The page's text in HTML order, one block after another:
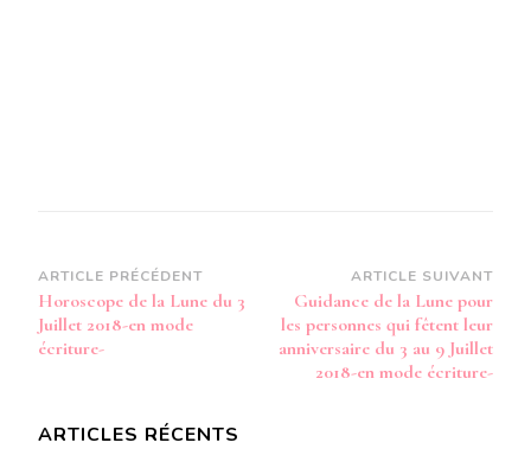
Navigation
d’article
ARTICLE PRÉCÉDENT
Horoscope de la Lune du 3
Juillet 2018-en mode
écriture-
ARTICLE SUIVANT
Guidance de la Lune pour
les personnes qui fêtent leur
anniversaire du 3 au 9 Juillet
2018-en mode écriture-
ARTICLES RÉCENTS